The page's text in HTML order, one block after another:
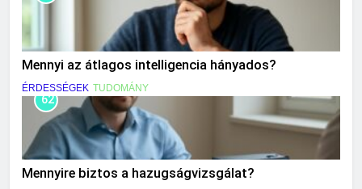
Mennyi az átlagos intelligencia hányados?
ÉRDESSÉGEK TUDOMÁNY
62
Mennyire biztos a hazugságvizsgálat?